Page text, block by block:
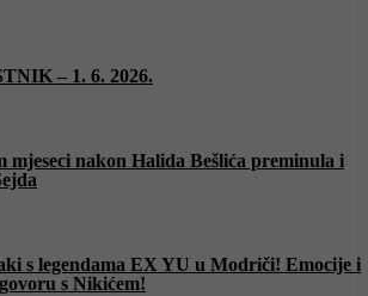
– 1. 6. 2026.
mjeseci nakon Halida Bešlića preminula i
s legendama EX YU u Modriči! Emocije i
s Nikićem!